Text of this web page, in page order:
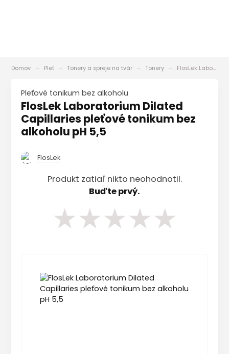
Domov Pleť Tonery a spreje na tvár Tonery FlosLek Laboratorium Dilated Capillaries pleťové tonikum bez alkoholu pH 5,5
pleťové tonikum bez alkoholu
FlosLek Laboratorium Dilated
Capillaries pleťové tonikum bez
alkoholu pH 5,5
FlosLek
Produkt zatiaľ nikto neohodnotil.
Buďte prvý.
★★★★★